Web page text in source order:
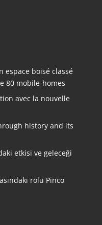
espace boisé classé
80 mobile-homes
avec la nouvelle
history and its
etkisi ve geleceği
rolu Pinco